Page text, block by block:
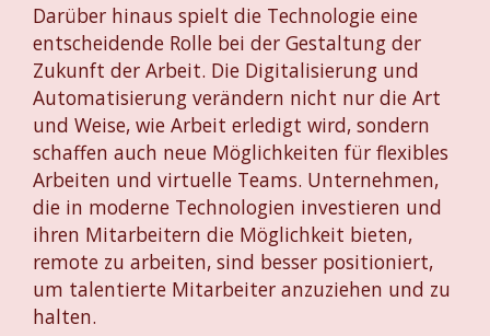
Darüber hinaus spielt die Technologie eine
entscheidende Rolle bei der Gestaltung der
Zukunft der Arbeit. Die Digitalisierung und
Automatisierung verändern nicht nur die Art
und Weise, wie Arbeit erledigt wird, sondern
schaffen auch neue Möglichkeiten für flexibles
Arbeiten und virtuelle Teams. Unternehmen,
die in moderne Technologien investieren und
ihren Mitarbeitern die Möglichkeit bieten,
remote zu arbeiten, sind besser positioniert,
um talentierte Mitarbeiter anzuziehen und zu
halten.